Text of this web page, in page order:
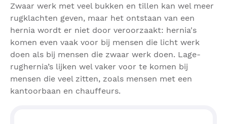
Zwaar werk met veel bukken en tillen kan wel meer
rugklachten geven, maar het ontstaan van een
hernia wordt er niet door veroorzaakt: hernia's
komen even vaak voor bij mensen die licht werk
doen als bij mensen die zwaar werk doen. Lage-
rughernia’s lijken wel vaker voor te komen bij
mensen die veel zitten, zoals mensen met een
kantoorbaan en chauffeurs.